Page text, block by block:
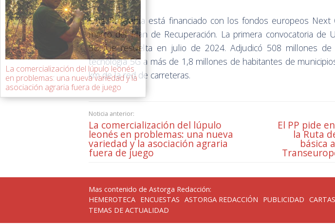
Este Programa está financiado con los fondos europeos Next
marco del Plan de Recuperación. La primera convocatoria de
5G fue resuelta en julio de 2024. Adjudicó 508 millones
tecnología 5G a más de 1,8 millones de habitantes de
km de la red de carreteras.
Noticia anterior:
La comercialización del lúpulo
leonés en problemas: una nueva
variedad y la asociación agraria
fuera de juego
El PP pide
la Ruta
básica
La comercialización del lúpulo leonés
en problemas: una nueva variedad y la
asociación agraria fuera de juego
Mas contenido de Astorga Redacción:
HEMEROTECA ENCUESTAS ASTORGA REDACCIÓN PUBLICIDAD
TEMAS DE ACTUALIDAD